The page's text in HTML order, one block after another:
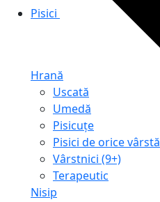
Pisici
Hrană
Uscată
Umedă
Pisicuțe
Pisici de orice vârstă
Vârstnici (9+)
Terapeutic
Nisip